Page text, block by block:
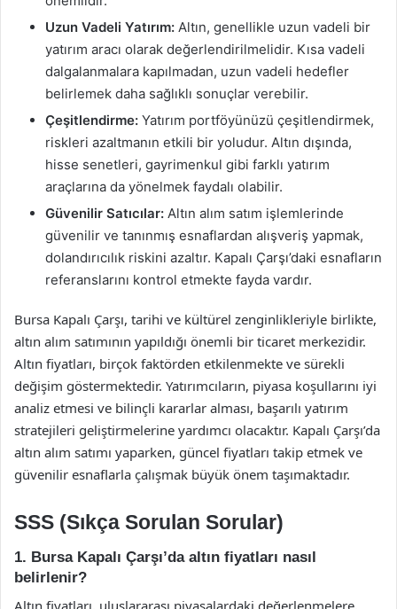
Uzun Vadeli Yatırım: Altın, genellikle uzun vadeli bir
yatırım aracı olarak değerlendirilmelidir. Kısa vadeli
dalgalanmalara kapılmadan, uzun vadeli hedefler
belirlemek daha sağlıklı sonuçlar verebilir.
Çeşitlendirme: Yatırım portföyünüzü çeşitlendirmek,
riskleri azaltmanın etkili bir yoludur. Altın dışında,
hisse senetleri, gayrimenkul gibi farklı yatırım
araçlarına da yönelmek faydalı olabilir.
Güvenilir Satıcılar: Altın alım satım işlemlerinde
güvenilir ve tanınmış esnaflardan alışveriş yapmak,
dolandırıcılık riskini azaltır. Kapalı Çarşı’daki esnafların
referanslarını kontrol etmekte fayda vardır.
Bursa Kapalı Çarşı, tarihi ve kültürel zenginlikleriyle birlikte,
altın alım satımının yapıldığı önemli bir ticaret merkezidir.
Altın fiyatları, birçok faktörden etkilenmekte ve sürekli
değişim göstermektedir. Yatırımcıların, piyasa koşullarını iyi
analiz etmesi ve bilinçli kararlar alması, başarılı yatırım
stratejileri geliştirmelerine yardımcı olacaktır. Kapalı Çarşı’da
altın alım satımı yaparken, güncel fiyatları takip etmek ve
güvenilir esnaflarla çalışmak büyük önem taşımaktadır.
SSS (Sıkça Sorulan Sorular)
1. Bursa Kapalı Çarşı’da altın fiyatları nasıl
belirlenir?
Altın fiyatları, uluslararası piyasalardaki değerlenmelere,